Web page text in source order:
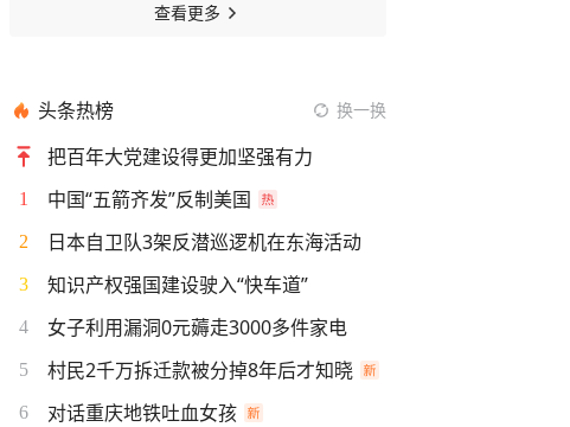
查看更多
头条热榜 换一换
把百年大党建设得更加坚强有力
1 中国“五箭齐发”反制美国
2 日本自卫队3架反潜巡逻机在东海活动
3 知识产权强国建设驶入“快车道”
4 女子利用漏洞0元薅走3000多件家电
5 村民2千万拆迁款被分掉8年后才知晓
6 对话重庆地铁吐血女孩